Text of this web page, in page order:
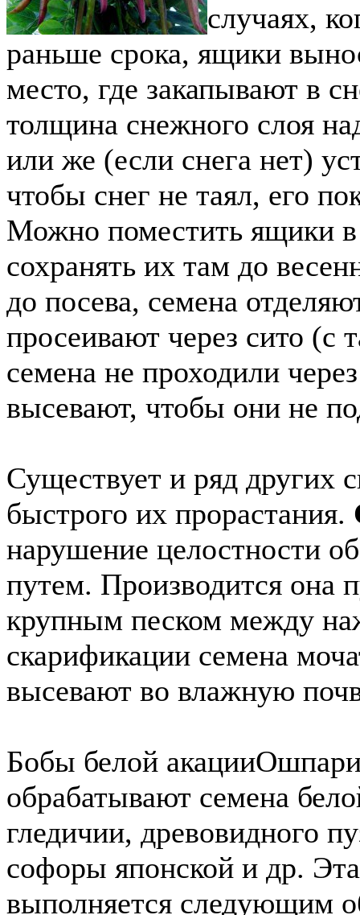
случаях,
раньше срока, ящики
место, где закапывают в
толщина снежного слоя
или же (если снега нет)
чтобы снег не таял, его
Можно поместить ящики
сохранять их там до
до посева, семена
просеивают через сито (с
семена не проходили
высевают, чтобы они не
Существует и ряд других
быстрого их прорастания.
нарушение целостности
путем. Производится она
крупным песком между
скарификации семена
высевают во влажную
Бобы белой акации
обрабатывают семена
гледичии, древовидного
софоры японской и др.
выполняется следующим